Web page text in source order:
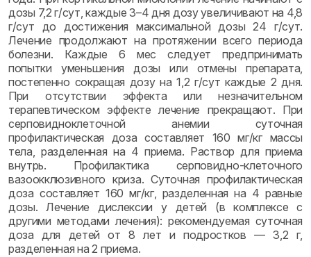
дозы 7,2 г/сут, каждые 3–4 дня дозу увеличивают на 4,8
г/сут до достижения максимальной дозы 24 г/сут.
Лечение продолжают на протяжении всего периода
болезни. Каждые 6 мес следует предпринимать
попытки уменьшения дозы или отмены препарата,
постепенно сокращая дозу на 1,2 г/сут каждые 2 дня.
При отсутствии эффекта или незначительном
терапевтическом эффекте лечение прекращают. При
серповидноклеточной анемии суточная
профилактическая доза составляет 160 мг/кг массы
тела, разделенная на 4 приема. Раствор для приема
внутрь. Профилактика серповидно-клеточного
вазоокклюзивного криза. Суточная профилактическая
доза составляет 160 мг/кг, разделенная на 4 равные
дозы. Лечение дислексии у детей (в комплексе с
другими методами лечения): рекомендуемая суточная
доза для детей от 8 лет и подростков — 3,2 г,
разделенная на 2 приема.